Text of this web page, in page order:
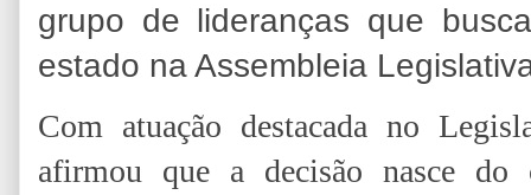
grupo de lideranças que
estado na Assembleia
Com atuação destacada no
afirmou que a decisão nasce